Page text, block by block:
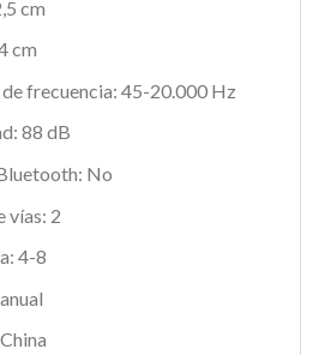
cm
cm
de frecuencia: 45-20.000 Hz
88 dB
No
vías: 2
4-8